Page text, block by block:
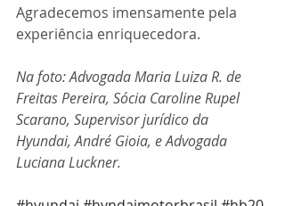
Agradecemos imensamente pela
experiência enriquecedora.
Na foto: Advogada Maria Luiza R. de
Freitas Pereira, Sócia Caroline Rupel
Scarano, Supervisor jurídico da
Hyundai, André Gioia, e Advogada
Luciana Luckner.